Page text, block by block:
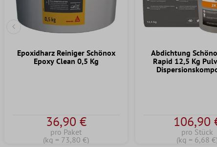
Vorherige Folie
Epoxidharz Reiniger Schönox
Epoxy Clean 0,5 Kg
36,90 €
pro Paket
(kg = 73,80 €)
Abdichtung
Rapid 12,5 Kg
106,90
pro Stück
(kg = 6,68